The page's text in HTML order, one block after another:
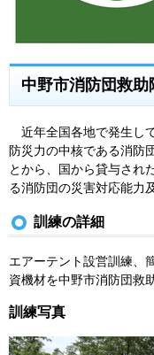
中野市消防団救
近年全国各地で発生し
防災力の中核である消防
とから、国から貸与され
る消防団の災害対応能力
訓練の詳細
エアーテント設営訓練、
資機材を中野市消防団救
訓練写真